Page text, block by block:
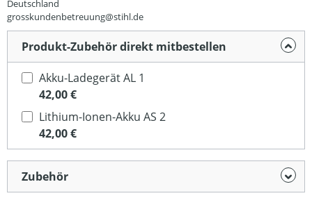
Deutschland
grosskundenbetreuung@stihl.de
Produkt-Zubehör direkt mitbestellen
Akku-Ladegerät AL 1
42,00 €
Lithium-Ionen-Akku AS 2
42,00 €
Zubehör